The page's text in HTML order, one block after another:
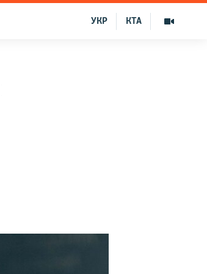
КТА
УКР